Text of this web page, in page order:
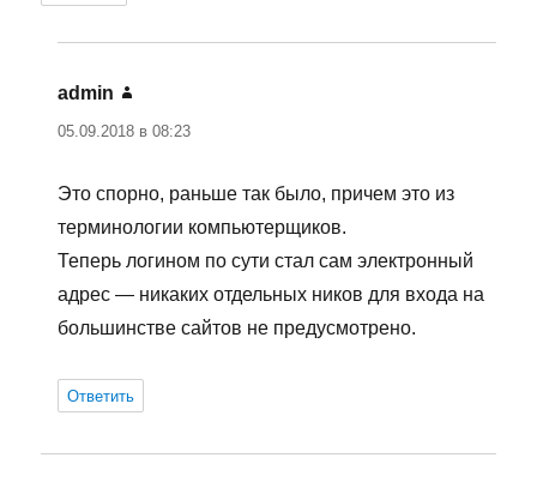
admin
05.09.2018 в 08:23
Это спорно, раньше так было, причем это из
терминологии компьютерщиков.
Теперь логином по сути стал сам электронный
адрес — никаких отдельных ников для входа на
большинстве сайтов не предусмотрено.
Ответить